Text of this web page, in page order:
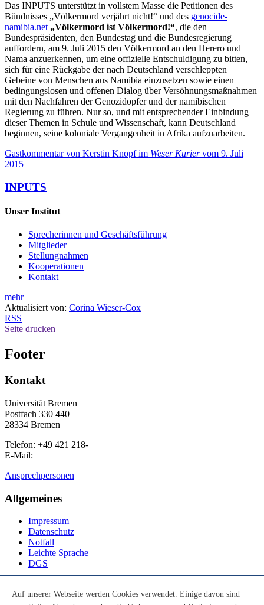
Das INPUTS unterstützt in vollstem Masse die Petitionen des
Bündnisses „Völkermord verjährt nicht!“ und des genocide-
namibia.net „Völkermord ist Völkermord!“, die den
Bundespräsidenten, den Bundestag und die Bundesregierung
auffordern, am 9. Juli 2015 den Völkermord an den Herero und
Nama anzuerkennen, um eine offizielle Entschuldigung zu bitten,
sich für eine Rückgabe der nach Deutschland verschleppten
Gebeine von Menschen aus Namibia einzusetzen sowie einen
bedingungslosen und offenen Dialog über Versöhnungsmaßnahmen
mit den Nachfahren der Genozidopfer und der namibischen
Regierung zu führen. Nur so, und mit entsprechender Einbindung
dieser Themen in Schule und Wissenschaft, kann Deutschland
beginnen, seine koloniale Vergangenheit in Afrika aufzuarbeiten.
Gastkommentar von Kerstin Knopf im Weser Kuriervom 9. Juli
2015
INPUTS
Unser Institut
Sprecherinnen und Geschäftsführung
Mitglieder
Stellungnahmen
Kooperationen
Kontakt
mehr
Aktualisiert von: Corina Wieser-Cox
RSS
Seite drucken
Footer
Kontakt
Universität Bremen
Postfach 330 440
28334 Bremen
Telefon: +49 421 218-
E-Mail:
Ansprechpersonen
Allgemeines
Impressum
Datenschutz
Notfall
Leichte Sprache
DGS
Auf unserer Webseite werden Cookies verwendet. Einige davon sind